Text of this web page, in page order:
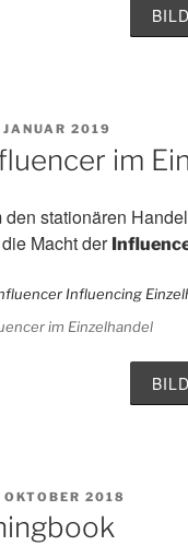
2019
im
den stationären
Macht der
im Einzelhandel
2018